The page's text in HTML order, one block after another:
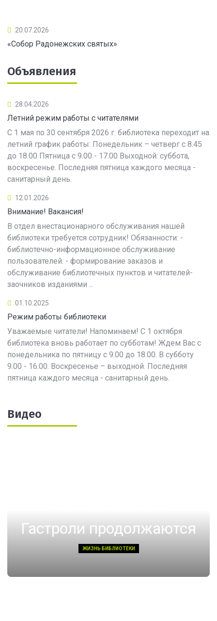
20.07.2026
«Собор Радонежских святых»
Объявления
28.04.2026
Летний режим работы с читателями
С 1 мая по 30 сентября 2026 г. библиотека переходит на
летний график работы: Понедельник – четверг с 8.45
до 18.00 Пятница с 9.00 - 17.00 Выходной: суббота,
воскресенье. Последняя пятница каждого месяца -
санитарный день.
12.01.2026
Внимание! Вакансия!
В отдел внестационарного обслуживания нашей
библиотеки требуется сотрудник! Обязанности: -
библиотечно-информационное обслуживание
пользователей: - формирование заказов и
обслуживание библиотечных пунктов и читателей-
заочников изданиями ...
01.10.2025
Режим работы библиотеки
Уважаемые читатели! Напоминаем! С 1 октября
библиотека вновь работает по субботам! Ждем Вас с
понедельника по пятницу с 9.00 до 18.00. В субботу
9.00 - 16.00. Воскресенье – выходной. Последняя
пятница каждого месяца - санитарный день.
Видео
Гастроли продолжаются
ЖИЗНЬ БИБЛИОТЕКИ